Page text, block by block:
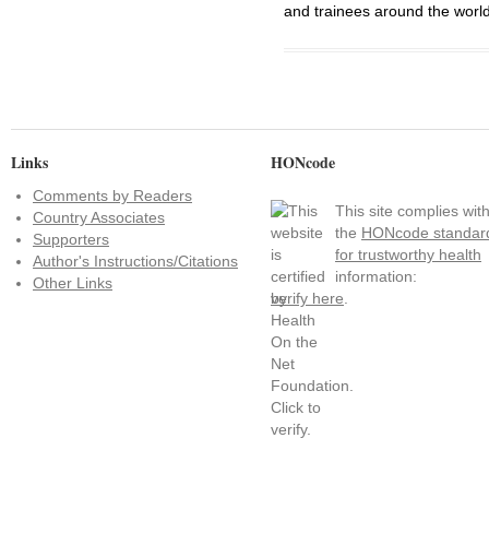
and trainees around the
Links
Comments by Readers
Country Associates
Supporters
Author's Instructions/Citations
Other Links
HONcode
This site complies with
the HONcode
for trustworthy health
information:
verify here